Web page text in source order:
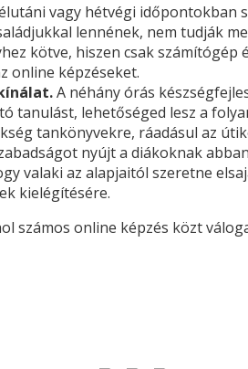
vagy hétvégi időpontokban
lennének, nem tudják
kötve, hiszen csak
online képzéseket.
A néhány órás
tanulást, lehetőséged lesz a
tankönyvekre, ráadásul az
nyújt a diákoknak
valaki az alapjaitól szeretne
kielégítésére.
számos online képzés közt